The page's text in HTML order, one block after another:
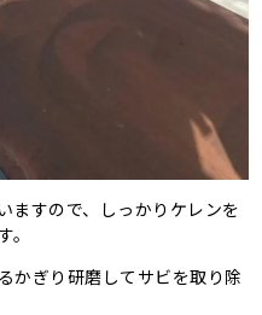
ますので、しっかりケレンを
かぎり研磨してサビを取り除